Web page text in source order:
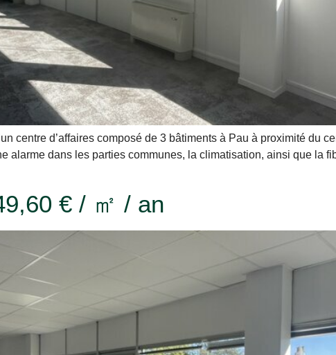
centre d’affaires composé de 3 bâtiments à Pau à proximité du
alarme dans les parties communes, la climatisation, ainsi que la
€ / ㎡ / an